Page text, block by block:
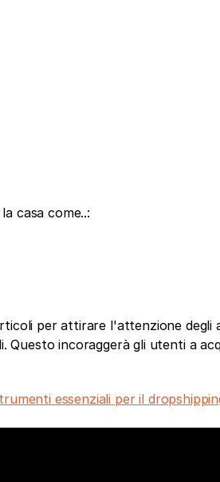
casa come..:
per attirare l'attenzione degli
Questo incoraggerà gli utenti a
essenziali per il